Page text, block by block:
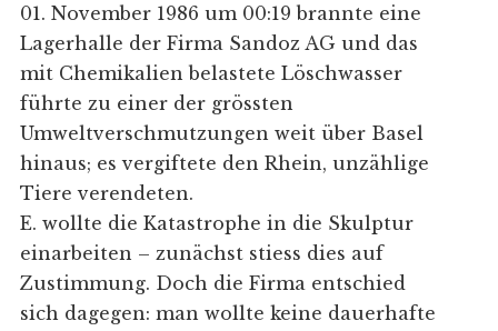
01. November 1986 um 00:19 brannte eine
Lagerhalle der Firma Sandoz AG und das
mit Chemikalien belastete Löschwasser
führte zu einer der grössten
Umweltverschmutzungen weit über Basel
hinaus; es vergiftete den Rhein, unzählige
Tiere verendeten.
E. wollte die Katastrophe in die Skulptur
einarbeiten – zunächst stiess dies auf
Zustimmung. Doch die Firma entschied
sich dagegen: man wollte keine dauerhafte